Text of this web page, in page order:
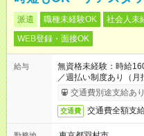
派遣 職種未経験OK 社会人未
WEB登録・面接OK
給与
無資格未経験：時給
／週払い制度あり（
了次第のお支払いとな
交通費別途支給あり
交通費 交通費全額支